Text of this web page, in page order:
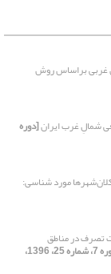
غربی بر‌اساس روش
شمال‌ِ غرب ایران[دوره
مورد شناسی:
تصرف در مناطق
[دوره 7، شماره 25، 1396،